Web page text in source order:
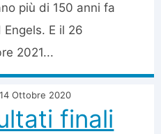
più di 150 anni fa
Engels. E il 26
2021...
14 Ottobre 2020
finali